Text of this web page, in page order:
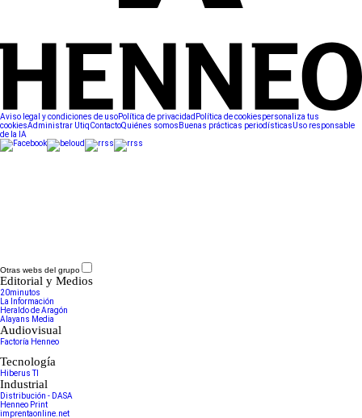
Aviso legal y condiciones de usoPolítica de privacidad Política de cookiespersonaliza tus
cookiesAdministrar UtiqContactoQuiénes somos Buenas prácticas periodísticasUso responsable
de la IA
Otras webs del grupo
Editorial y Medios
20minutos
La Información
Heraldo de Aragón
Alayans Media
Audiovisual
Factoría Henneo
Tecnología
Hiberus TI
Industrial
Distribución - DASA
Henneo Print
imprentaonline.net